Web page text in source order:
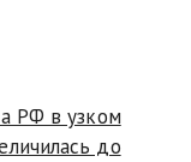
РФ в узком
до